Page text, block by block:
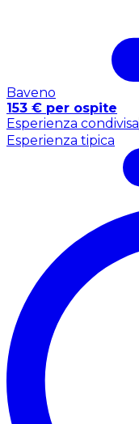
Baveno
153 € per ospite
Esperienza condivisa
Esperienza tipica